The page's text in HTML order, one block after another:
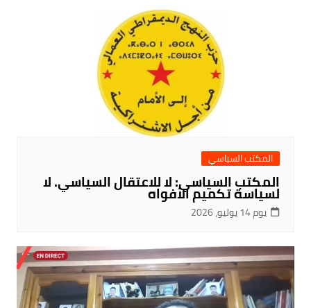
المكتب السياسي
المكتب السياسي: لا للاعتقال السياسي. لا
لسياسة تكميم الأفواه
يوم 14 يوليو، 2026